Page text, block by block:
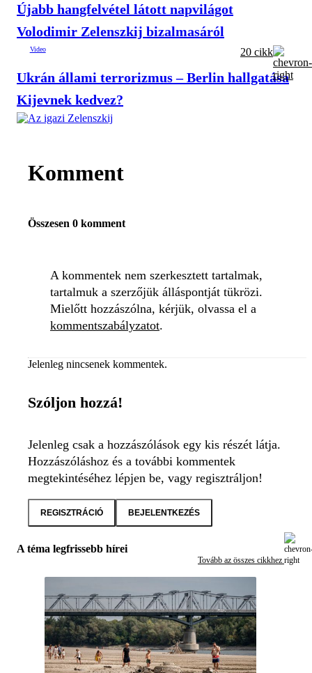
Újabb hangfelvétel látott napvilágot
Volodimir Zelenszkij bizalmasáról
Ukrán állami terrorizmus – Berlin hallgatása
Kijevnek kedvez?
20 cikk
Komment
Összesen 0 komment
A kommentek nem szerkesztett tartalmak,
tartalmuk a szerzőjük álláspontját tükrözi.
Mielőtt hozzászólna, kérjük, olvassa el a
kommentszabályzatot.
Jelenleg nincsenek kommentek.
Szóljon hozzá!
Jelenleg csak a hozzászólások egy kis részét látja.
Hozzászóláshoz és a további kommentek
megtekintéséhez lépjen be, vagy regisztráljon!
REGISZTRÁCIÓ BEJELENTKEZÉS
A téma legfrissebb hírei
Tovább az összes cikkhez